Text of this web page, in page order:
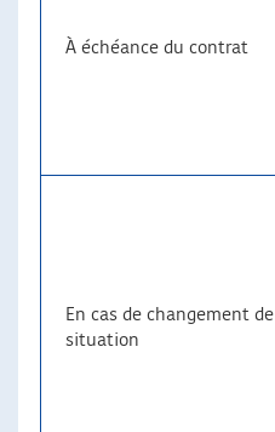
À échéance du contrat
En cas de changement de
situation